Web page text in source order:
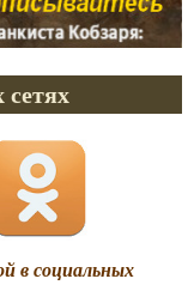
в социальных